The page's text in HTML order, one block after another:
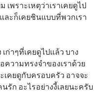
เพราะเหตุว่าเราเคยดูไป
ะก็เคยชินแบบที่พวกเรา
ก่าๆที่เคยดูไปแล้ว บาง
ความทรงจำของเราด้วย
เคยดูกับครอบครัว อาจจะ
ก อะไรอย่างงี้เลยนะครับ